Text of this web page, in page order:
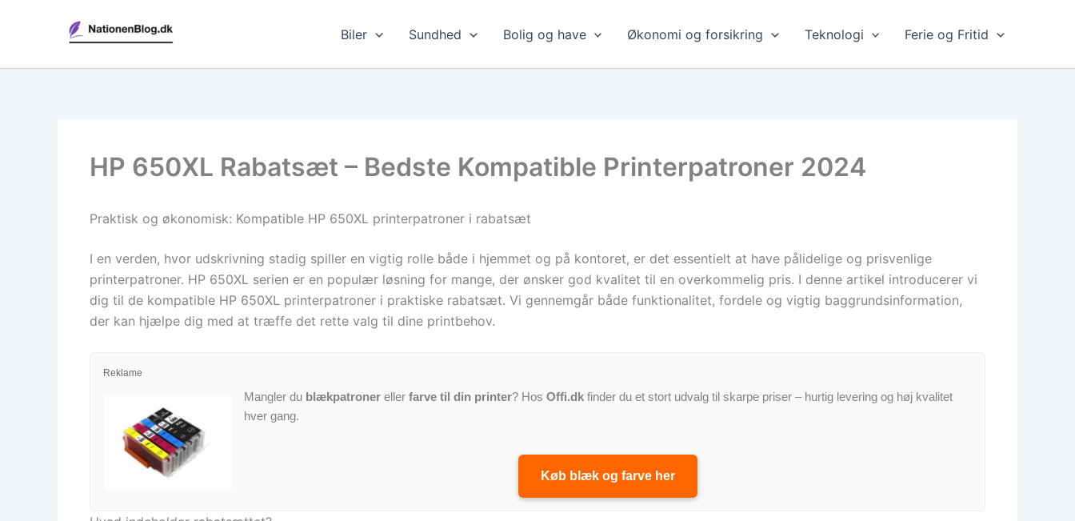
Biler Sundhed Bolig og have Økonomi og forsikring Teknologi Ferie og Fritid
HP 650XL Rabatsæt – Bedste Kompatible Printerpatroner 2024
Praktisk og økonomisk: Kompatible HP 650XL printerpatroner i rabatsæt
I en verden, hvor udskrivning stadig spiller en vigtig rolle både i hjemmet og på kontoret, er det essentielt at have pålidelige og prisvenlige
printerpatroner. HP 650XL serien er en populær løsning for mange, der ønsker god kvalitet til en overkommelig pris. I denne artikel introducerer vi
dig til de kompatible HP 650XL printerpatroner i praktiske rabatsæt. Vi gennemgår både funktionalitet, fordele og vigtig baggrundsinformation,
der kan hjælpe dig med at træffe det rette valg til dine printbehov.
Reklame
Mangler du blækpatroner eller farve til din printer? Hos Offi.dk finder du et stort udvalg til skarpe priser – hurtig levering og høj kvalitet
hver gang.
Køb blæk og farve her